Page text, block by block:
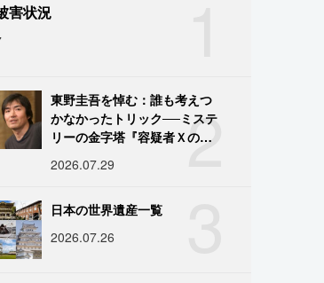
害状況
2
東野圭吾を悼む：誰も考えつ
かなかったトリック──ミステ
リーの金字塔『容疑者Ｘの献
2026.07.29
日本の世界遺産一覧
2026.07.26